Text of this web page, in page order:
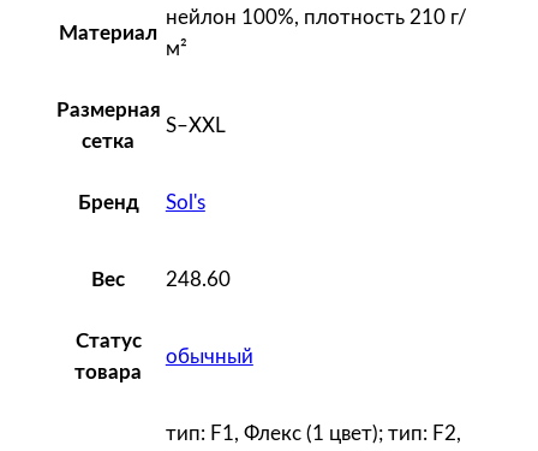
з
а
Материал
нейлон 100%, плотность 210 г/
м²
Размерная
сетка
S–XXL
Бренд Sol's
Вес 248.60
Статус
товара
обычный
тип: F1, Флекс (1 цвет); тип: F2,